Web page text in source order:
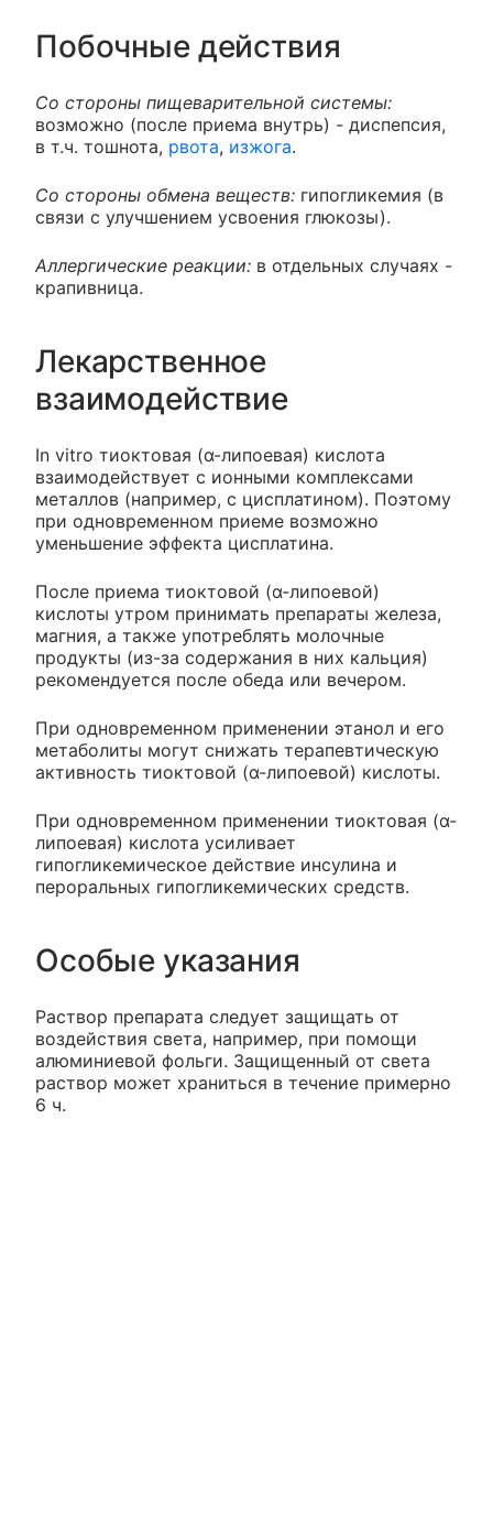
Побочные действия
Со стороны пищеварительной системы:
возможно (после приема внутрь) - диспепсия,
в т.ч. тошнота, рвота, изжога.
Со стороны обмена веществ: гипогликемия (в
связи с улучшением усвоения глюкозы).
Аллергические реакции: в отдельных случаях -
крапивница.
Лекарственное
взаимодействие
In vitro тиоктовая (α-липоевая) кислота
взаимодействует с ионными комплексами
металлов (например, с цисплатином). Поэтому
при одновременном приеме возможно
уменьшение эффекта цисплатина.
После приема тиоктовой (α-липоевой)
кислоты утром принимать препараты железа,
магния, а также употреблять молочные
продукты (из-за содержания в них кальция)
рекомендуется после обеда или вечером.
При одновременном применении этанол и его
метаболиты могут снижать терапевтическую
активность тиоктовой (α-липоевой) кислоты.
При одновременном применении тиоктовая (α-
липоевая) кислота усиливает
гипогликемическое действие инсулина и
пероральных гипогликемических средств.
Особые указания
Раствор препарата следует защищать от
воздействия света, например, при помощи
алюминиевой фольги. Защищенный от света
раствор может храниться в течение примерно
6 ч.